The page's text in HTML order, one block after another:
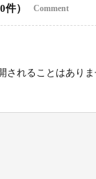
0件） Comment
されることはありま